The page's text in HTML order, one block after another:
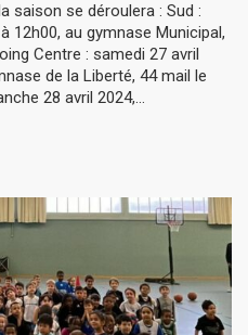
saison se déroulera : Sud :
12h00, au gymnase Municipal,
Centre : samedi 27 avril
de la Liberté, 44 mail le
28 avril 2024,…